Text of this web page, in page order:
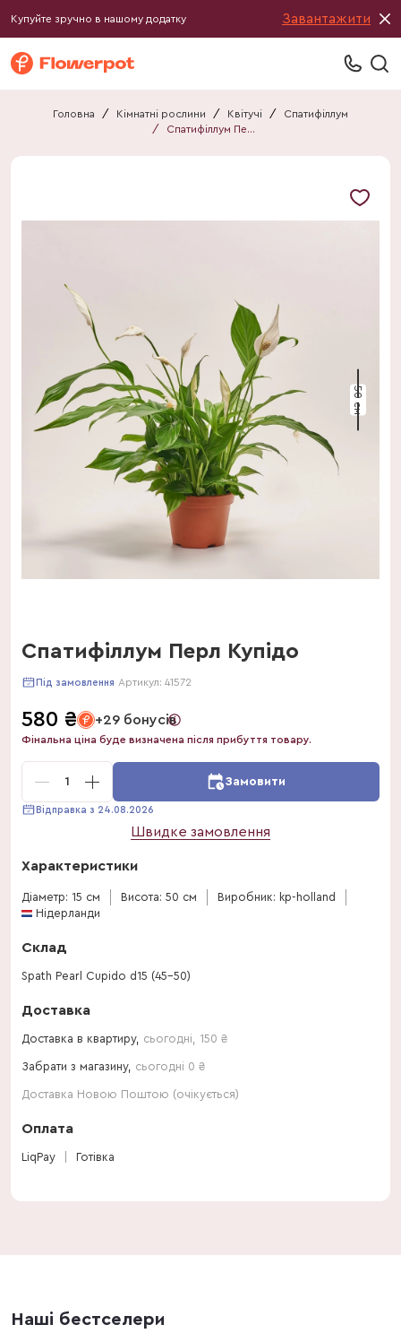
Купуйте зручно в нашому додатку Завантажити
Головна / Кімнатні рослини / Квітучі /
Спатифіллум
/
Спатифіллум Перл Купідо
50 см
Спатифіллум Перл Купідо
Під замовлення Артикул: 41572
580 ₴ +29 бонусів
Фінальна ціна буде визначена після прибуття товару.
1 Замовити
Відправка з 24.08.2026
Швидке замовлення
Характеристики
Діаметр: 15 см Висота: 50 см
Виробник: kp-holland
Нідерланди
Склад
Spath Pearl Cupido d15 (45-50)
Доставка
Доставка в квартиру, сьогодні 150 ₴
Забрати з магазину, сьогодні 0 ₴
Доставка Новою Поштою (очікується)
Оплата
LiqPay Готівка
Наші бестселери